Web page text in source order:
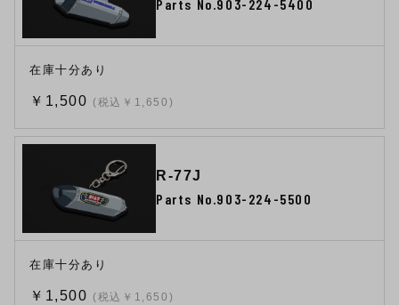
Parts No.903-224-5400
在庫十分あり
￥1,500 (税込￥1,650)
R-77J
Parts No.903-224-5500
在庫十分あり
￥1,500 (税込￥1,650)